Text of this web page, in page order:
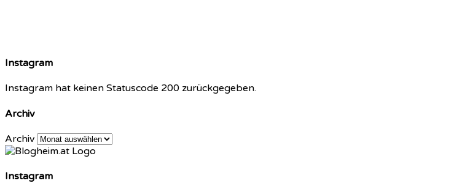
Instagram
Instagram hat keinen Statuscode 200 zurückgegeben.
Archiv
Archiv
Instagram